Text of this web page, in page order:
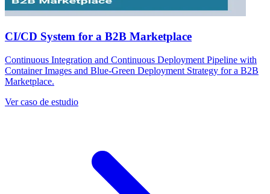
CI/CD System for a B2B Marketplace
Continuous Integration and Continuous Deployment Pipeline with
Container Images and Blue-Green Deployment Strategy for a B2B
Marketplace.
Ver caso de estudio